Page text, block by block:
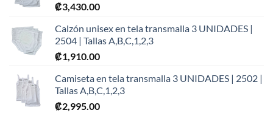
₡3,430.00
Calzón unisex en tela transmalla 3 UNIDADES |
2504 | Tallas A,B,C,1,2,3
₡1,910.00
Camiseta en tela transmalla 3 UNIDADES | 2502 |
Tallas A,B,C,1,2,3
₡2,995.00